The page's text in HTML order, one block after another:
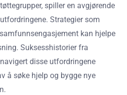
spiller en avgjørende
Strategier som
kan hjelpe
Suksesshistorier fra
disse utfordringene
å søke hjelp og bygge nye